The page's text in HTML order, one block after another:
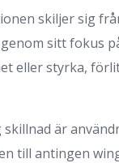
skiljer sig
sitt fokus
eller styrka,
skillnad är
till antingen